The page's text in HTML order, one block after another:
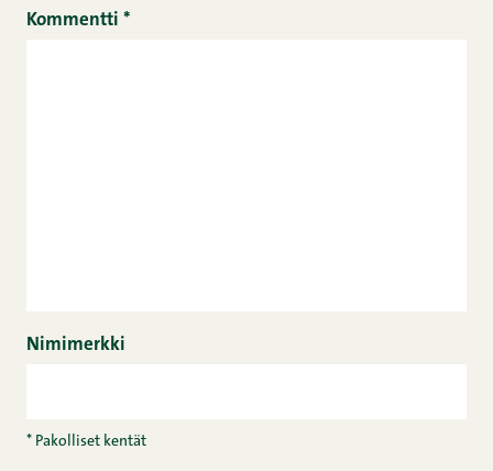
Kommentti *
Nimimerkki
* Pakolliset kentät